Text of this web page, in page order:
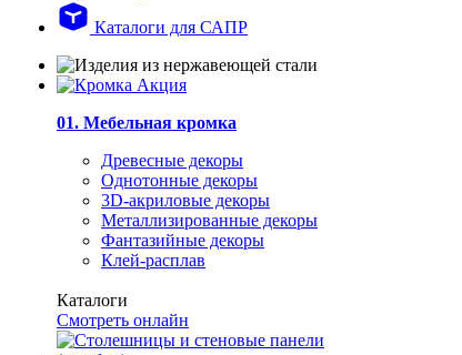
Каталоги для САПР
01. Мебельная кромка
Древесные декоры
Однотонные декоры
3D-акриловые декоры
Металлизированные декоры
Фантазийные декоры
Клей-расплав
Каталоги
Смотреть онлайн